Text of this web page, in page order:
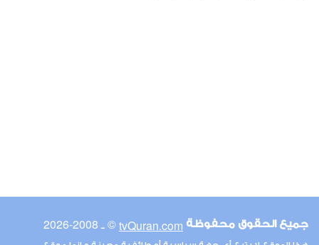
جميع الحقوق محفوظة tvQuran.com© ـ 2008-2026